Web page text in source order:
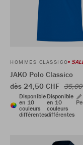
HOMMES CLASSICO
JAKO Polo Classico
dès 24,50 CHF 35,00
Disponible
en 10
couleurs
différentes
Disponible
en 10
couleurs
différentes